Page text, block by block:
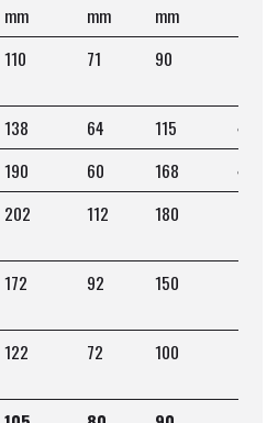
mm mm mm
110 71 90
138 64 115
42
190 60 168
40
202 112 180
172 92 150
122 72 100